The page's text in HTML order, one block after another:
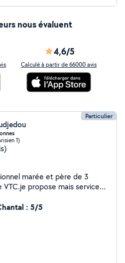
nous évaluent
4,6/5
Calculé à partir de 66000 avis
Particulier
1)
marée et père de 3
propose mais service
: 5/5